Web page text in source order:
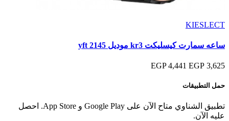
KIESLECT
ساعه سمارت كيسليكت kr3 موديل yft 2145
3,625 EGP
4,441 EGP
حمل التطبيقات
تطبيق الشناوي متاح الآن على Google Play و App Store. احصل
عليه الآن.